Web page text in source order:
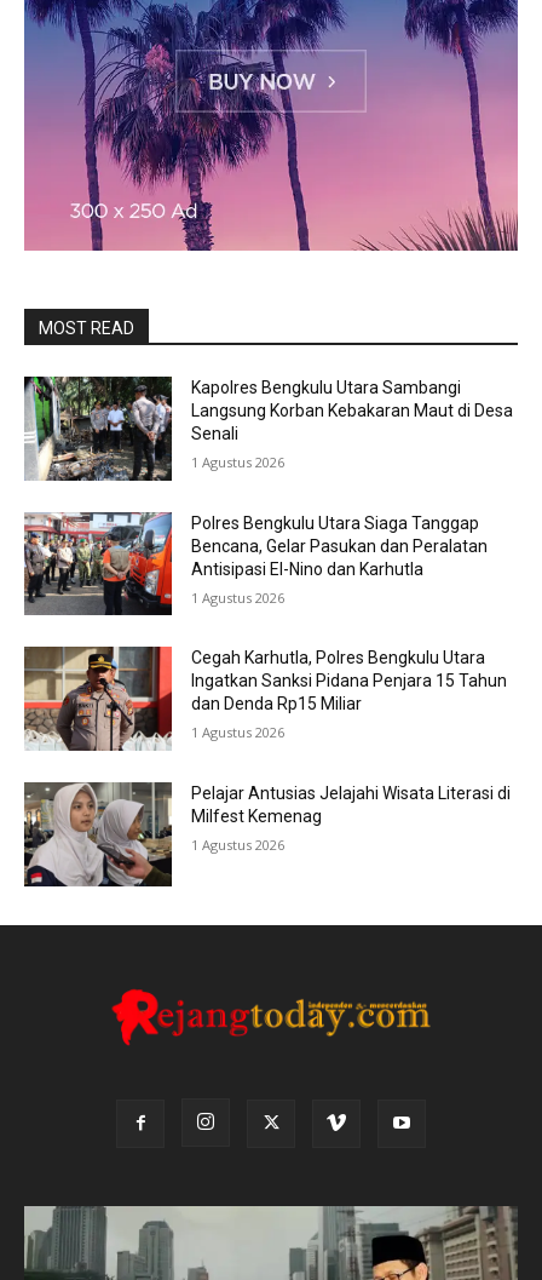
MOST READ
Kapolres Bengkulu Utara Sambangi
Langsung Korban Kebakaran Maut di Desa
Senali
1 Agustus 2026
Polres Bengkulu Utara Siaga Tanggap
Bencana, Gelar Pasukan dan Peralatan
Antisipasi El-Nino dan Karhutla
1 Agustus 2026
Cegah Karhutla, Polres Bengkulu Utara
Ingatkan Sanksi Pidana Penjara 15 Tahun
dan Denda Rp15 Miliar
1 Agustus 2026
Pelajar Antusias Jelajahi Wisata Literasi di
Milfest Kemenag
1 Agustus 2026